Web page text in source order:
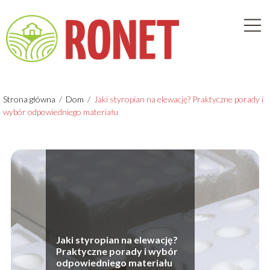
Strona główna / Dom / Jaki styropian na elewację? Praktyczne porady i
wybór odpowiedniego materiału
Jaki styropian na elewację?
Praktyczne porady i wybór
odpowiedniego materiału